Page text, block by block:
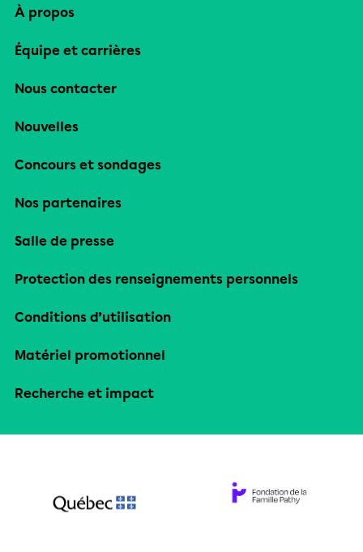
À propos
Équipe et carrières
Nous contacter
Nouvelles
Concours et sondages
Nos partenaires
Salle de presse
Protection des renseignements personnels
Conditions d’utilisation
Matériel promotionnel
Recherche et impact